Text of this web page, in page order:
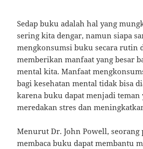
Sedap buku adalah hal yang
sering kita dengar, namun siapa
mengkonsumsi buku secara rutin
memberikan manfaat yang besar
mental kita. Manfaat
bagi kesehatan mental tidak bisa
karena buku dapat menjadi teman
meredakan stres dan
Menurut Dr. John Powell, seorang
membaca buku dapat membantu